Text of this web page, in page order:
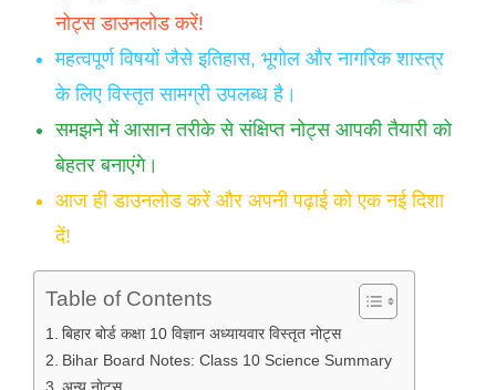
नोट्स डाउनलोड करें!
महत्वपूर्ण विषयों जैसे इतिहास, भूगोल और नागरिक शास्त्र
के लिए विस्तृत सामग्री उपलब्ध है।
समझने में आसान तरीके से संक्षिप्त नोट्स आपकी तैयारी को
बेहतर बनाएंगे।
आज ही डाउनलोड करें और अपनी पढ़ाई को एक नई दिशा
दें!
Table of Contents
बिहार बोर्ड कक्षा 10 विज्ञान अध्यायवार विस्तृत नोट्स
Bihar Board Notes: Class 10 Science Summary
अन्य नोट्स